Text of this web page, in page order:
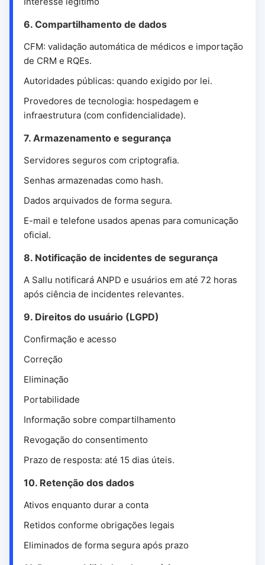
6. Compartilhamento de dados
CFM: validação automática de médicos e importação
de CRM e RQEs.
Autoridades públicas: quando exigido por lei.
Provedores de tecnologia: hospedagem e
infraestrutura (com confidencialidade).
7. Armazenamento e segurança
Servidores seguros com criptografia.
Senhas armazenadas como hash.
Dados arquivados de forma segura.
E-mail e telefone usados apenas para comunicação
oficial.
8. Notificação de incidentes de segurança
A Sallu notificará ANPD e usuários em até 72 horas
após ciência de incidentes relevantes.
9. Direitos do usuário (LGPD)
Confirmação e acesso
Correção
Eliminação
Portabilidade
Informação sobre compartilhamento
Revogação do consentimento
Prazo de resposta: até 15 dias úteis.
10. Retenção dos dados
Ativos enquanto durar a conta
Retidos conforme obrigações legais
Eliminados de forma segura após prazo